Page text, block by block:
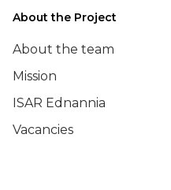
About the Project
About the team
Mission
ISAR Ednannia
Vacancies